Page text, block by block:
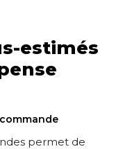
estimés
permet de